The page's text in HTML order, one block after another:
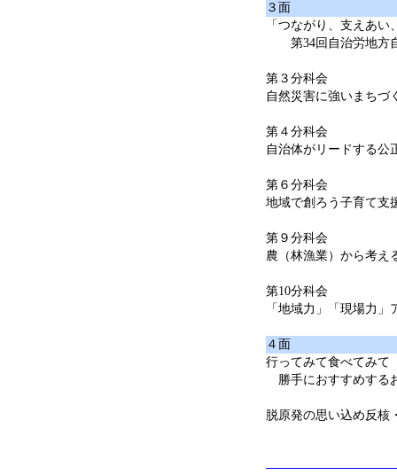
３面
「つながり、支えあ
第34回自治労地方
第３分科会
自然災害に強いまちづ
第４分科会
自治体がリードする公
第６分科会
地域で創ろう子育て支
第９分科会
農（林漁業）から考え
第10分科会
「地域力」「現場力
４面
行ってみて食べてみて
勝手におすすめする
脱原発の思い込め反核